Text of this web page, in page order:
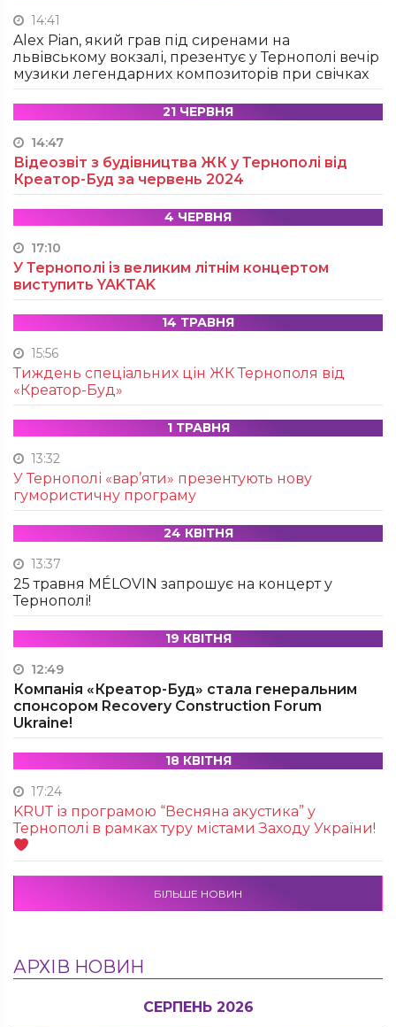
14:41
Alex Pian, який грав під сиренами на
львівському вокзалі, презентує у Тернополі вечір
музики легендарних композиторів при свічках
21 ЧЕРВНЯ
14:47
Відеозвіт з будівництва ЖК у Тернополі від
Креатор-Буд за червень 2024
4 ЧЕРВНЯ
17:10
У Тернополі із великим літнім концертом
виступить YAKTAK
14 ТРАВНЯ
15:56
Тиждень спеціальних цін ЖК Тернополя від
«Креатор-Буд»
1 ТРАВНЯ
13:32
У Тернополі «вар’яти» презентують нову
гумористичну програму
24 КВІТНЯ
13:37
25 травня MÉLOVIN запрошує на концерт у
Тернополі!
19 КВІТНЯ
12:49
Компанія «Креатор-Буд» стала генеральним
спонсором Recovery Construction Forum
Ukraine!
18 КВІТНЯ
17:24
KRUТ із програмою “Весняна акустика” у
Тернополі в рамках туру містами Заходу України!
БІЛЬШЕ НОВИН
АРХІВ НОВИН
СЕРПЕНЬ 2026